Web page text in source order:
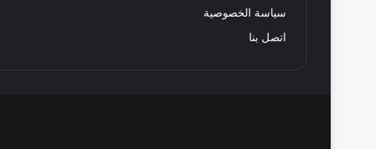
سياسة الخصوصية
اتصل بنا